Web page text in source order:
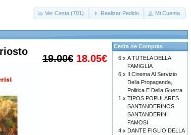
Ver Cesta (701) Realizar Pedido Mi Cuenta
19.00€ 18.05€
Cesta de Compras
6 x A TUTELA DELLA
FAMIGLIA
6 x Il Cinema Al Servizio
Della Propaganda,
Politica E Della Guerra
1 x TIPOS POPULARES
SANTANDERINOS
SANTANDERINI
FAMOSI
4 x DANTE FIGLIO DELLA